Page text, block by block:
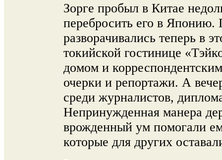
Зорге пробыл в Китае
перебросить его в Японию.
разворачивались теперь в
токийской гостинице
домом и
очерки и репортажи. А
среди журналистов,
Непринужденная манера
врожденный ум помогали
которые для других